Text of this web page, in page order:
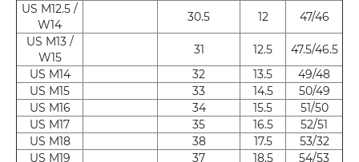
US M12.5 /
W14
30.5 12
47/46
US M13 /
W15
31 12.5
47.5/46.5
US M14
32 13.5
49/48
US M15
33 14.5
50/49
US M16
34 15.5
51/50
US M17
35 16.5
52/51
US M18
38 17.5
53/32
US M19
37 18.5
54/53